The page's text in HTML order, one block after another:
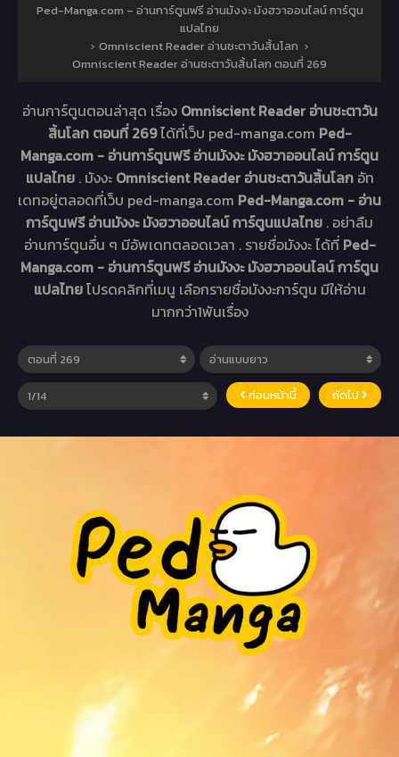
Ped-Manga.com – อ่านการ์ตูนฟรี อ่านมังงะ มังฮวาออนไลน์ การ์ตูน
แปลไทย
› Omniscient Reader อ่านชะตาวันสิ้นโลก ›
Omniscient Reader อ่านชะตาวันสิ้นโลก ตอนที่ 269
อ่านการ์ตูนตอนล่าสุด เรื่อง Omniscient Reader อ่านชะตาวัน
สิ้นโลก ตอนที่ 269ได้ที่เว็บ ped-manga.com Ped-
Manga.com - อ่านการ์ตูนฟรี อ่านมังงะ มังฮวาออนไลน์ การ์ตูน
แปลไทย . มังงะ Omniscient Reader อ่านชะตาวันสิ้นโลก อัท
เดทอยู่ตลอดที่เว็บ ped-manga.com Ped-Manga.com - อ่าน
การ์ตูนฟรี อ่านมังงะ มังฮวาออนไลน์ การ์ตูนแปลไทย . อย่าลืม
อ่านการ์ตูนอื่น ๆ มีอัพเดทตลอดเวลา . รายชื่อมังงะ ได้ที่ Ped-
Manga.com - อ่านการ์ตูนฟรี อ่านมังงะ มังฮวาออนไลน์ การ์ตูน
แปลไทยโปรดคลิกที่เมนู เลือกรายชื่อมังงะการ์ตูน มีให้อ่าน
มากกว่า1พันเรื่อง
ก่อนหน้านี้ ถัดไป